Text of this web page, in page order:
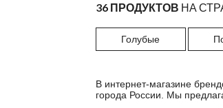
36 ПРОДУКТОВ НА
Голубые
В интернет-магазине
города России. Мы